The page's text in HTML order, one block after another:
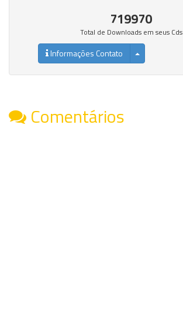
719970
Total de Downloads em seus Cds
Informações Contato
Comentários